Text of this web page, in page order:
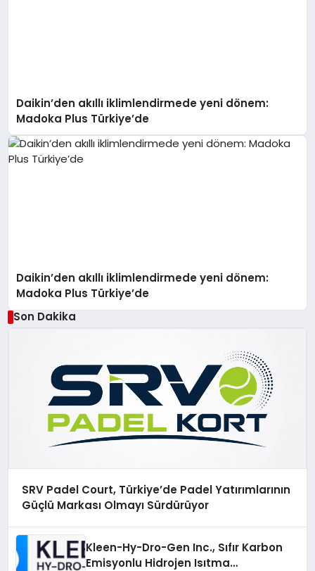
Daikin’den akıllı iklimlendirmede yeni dönem:
Madoka Plus Türkiye’de
Daikin’den akıllı iklimlendirmede yeni dönem:
Madoka Plus Türkiye’de
Son Dakika
SRV Padel Court, Türkiye’de Padel Yatırımlarının
Güçlü Markası Olmayı Sürdürüyor
Kleen-Hy-Dro-Gen Inc., Sıfır Karbon
Emisyonlu Hidrojen Isıtma